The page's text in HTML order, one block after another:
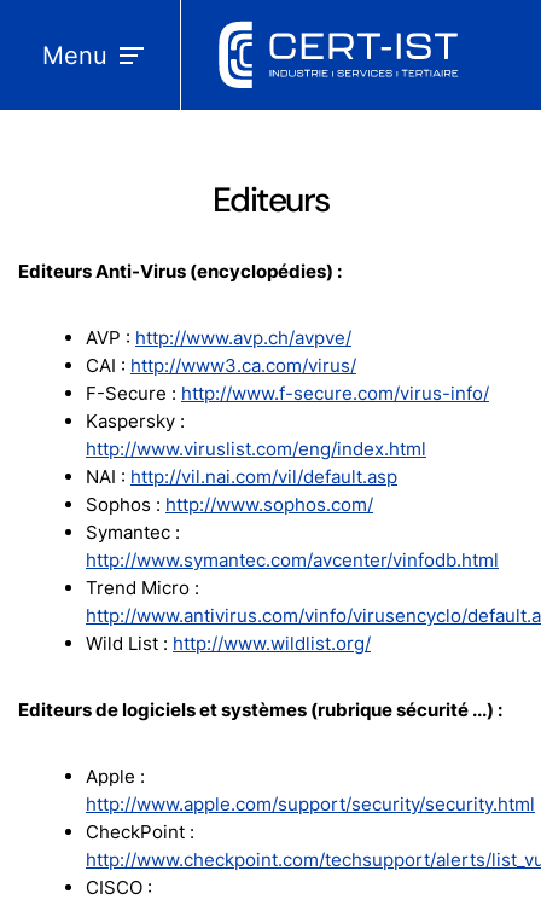
Menu
Editeurs
Editeurs Anti-Virus (encyclopédies) :
AVP : http://www.avp.ch/avpve/
CAI : http://www3.ca.com/virus/
F-Secure : http://www.f-secure.com/virus-info/
Kaspersky :
http://www.viruslist.com/eng/index.html
NAI : http://vil.nai.com/vil/default.asp
Sophos : http://www.sophos.com/
Symantec :
http://www.symantec.com/avcenter/vinfodb.html
Trend Micro :
http://www.antivirus.com/vinfo/virusencyclo/
Wild List : http://www.wildlist.org/
Editeurs de logiciels et systèmes (rubrique sécurité ...) :
Apple :
http://www.apple.com/support/security/security.html
CheckPoint :
http://www.checkpoint.com/techsupport/alerts/
CISCO :